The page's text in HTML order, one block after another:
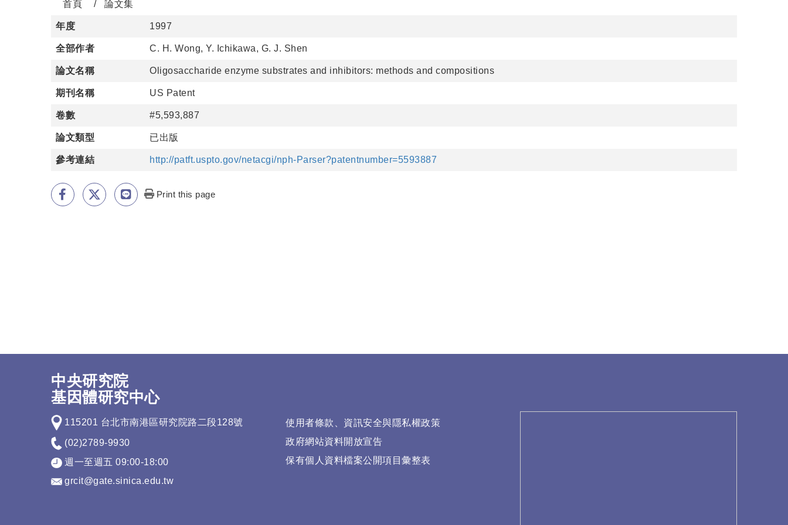
首頁 論文集
年度 1997
全部作者 C. H. Wong, Y. Ichikawa, G. J. Shen
論文名稱 Oligosaccharide enzyme substrates and inhibitors: methods and compositions
期刊名稱 US Patent
卷數 #5,593,887
論文類型 已出版
參考連結 http://patft.uspto.gov/netacgi/nph-Parser?patentnumber=5593887
Print this page
中央研究院
基因體研究中心
115201 台北市南港區研究院路二段128號
(02)2789-9930
週一至週五 09:00-18:00
grcit@gate.sinica.edu.tw
使用者條款、資訊安全與隱私權政策
政府網站資料開放宣告
保有個人資料檔案公開項目彙整表